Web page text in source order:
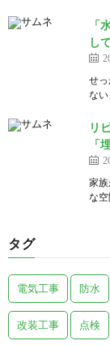
「
し
せ
な
リ
「
家
な
タグ
電気工事 防水
改装工事 点検